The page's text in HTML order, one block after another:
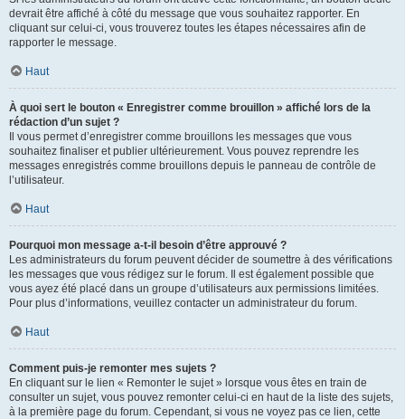
devrait être affiché à côté du message que vous souhaitez rapporter. En
cliquant sur celui-ci, vous trouverez toutes les étapes nécessaires afin de
rapporter le message.
Haut
À quoi sert le bouton « Enregistrer comme brouillon » affiché lors de la
rédaction d’un sujet ?
Il vous permet d’enregistrer comme brouillons les messages que vous
souhaitez finaliser et publier ultérieurement. Vous pouvez reprendre les
messages enregistrés comme brouillons depuis le panneau de contrôle de
l’utilisateur.
Haut
Pourquoi mon message a-t-il besoin d’être approuvé ?
Les administrateurs du forum peuvent décider de soumettre à des vérifications
les messages que vous rédigez sur le forum. Il est également possible que
vous ayez été placé dans un groupe d’utilisateurs aux permissions limitées.
Pour plus d’informations, veuillez contacter un administrateur du forum.
Haut
Comment puis-je remonter mes sujets ?
En cliquant sur le lien « Remonter le sujet » lorsque vous êtes en train de
consulter un sujet, vous pouvez remonter celui-ci en haut de la liste des sujets,
à la première page du forum. Cependant, si vous ne voyez pas ce lien, cette